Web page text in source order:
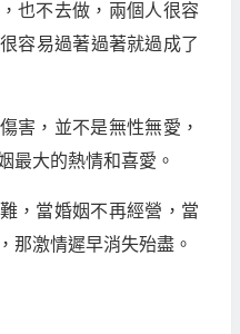
也不去做，兩個人很容
容易過著過著就過成了
害，並不是無性無愛，
最大的熱情和喜愛。
，當婚姻不再經營，當
那激情遲早消失殆盡。